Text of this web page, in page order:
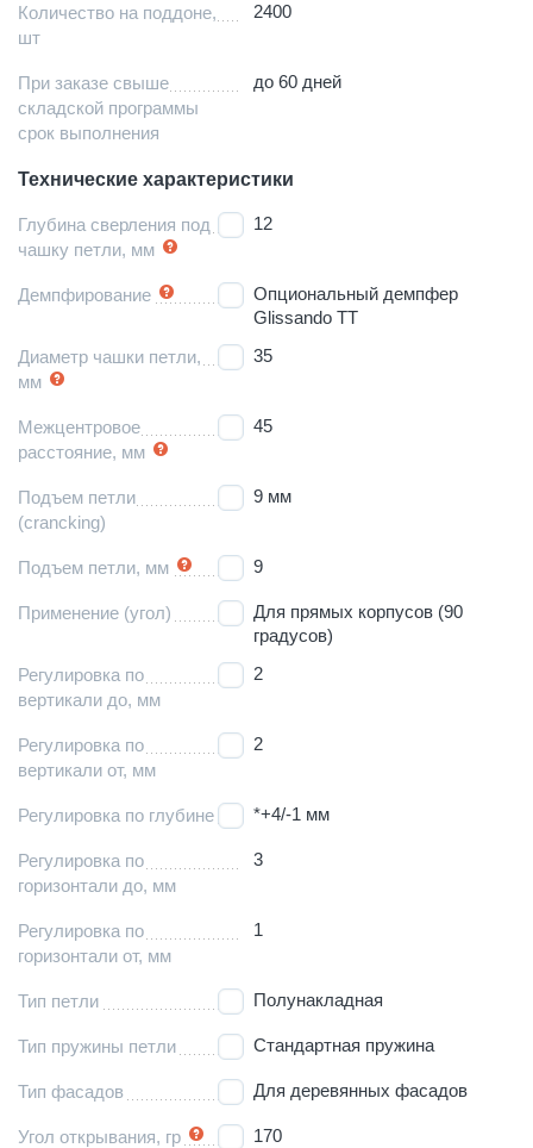
Количество на поддоне,
шт
2400
При заказе свыше
складской программы
срок выполнения
до 60 дней
Технические характеристики
Глубина сверления под
чашку петли, мм
12
Демпфирование
Опциональный демпфер
Glissando TT
Диаметр чашки петли,
мм
35
Межцентровое
расстояние, мм
45
Подъем петли
(crancking)
9 мм
Подъем петли, мм 9
Применение (угол)
Для прямых корпусов (90
градусов)
Регулировка по
вертикали до, мм
2
Регулировка по
вертикали от, мм
2
Регулировка по глубине *+4/-1 мм
Регулировка по
горизонтали до, мм
3
Регулировка по
горизонтали от, мм
1
Тип петли Полунакладная
Тип пружины петли Стандартная пружина
Тип фасадов Для деревянных фасадов
Угол открывания, гр 170